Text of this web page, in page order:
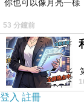
你也可以像月亮一樣
53 分鐘前
登入 註冊